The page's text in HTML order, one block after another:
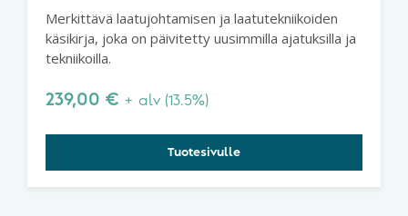
Merkittävä laatujohtamisen ja laatutekniikoiden
käsikirja, joka on päivitetty uusimmilla ajatuksilla ja
tekniikoilla.
239,00 € + alv (13.5%)
Tuotesivulle